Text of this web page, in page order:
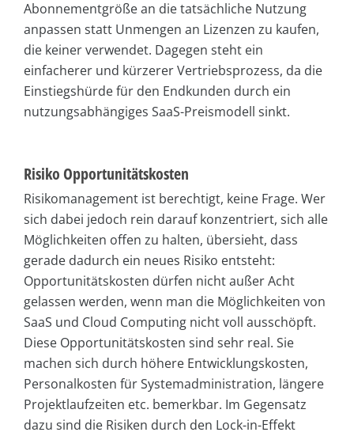
Abonnementgröße an die tatsächliche Nutzung
anpassen statt Unmengen an Lizenzen zu kaufen,
die keiner verwendet. Dagegen steht ein
einfacherer und kürzerer Vertriebsprozess, da die
Einstiegshürde für den Endkunden durch ein
nutzungsabhängiges SaaS-Preismodell sinkt.
Risiko Opportunitätskosten
Risikomanagement ist berechtigt, keine Frage. Wer
sich dabei jedoch rein darauf konzentriert, sich alle
Möglichkeiten offen zu halten, übersieht, dass
gerade dadurch ein neues Risiko entsteht:
Opportunitätskosten dürfen nicht außer Acht
gelassen werden, wenn man die Möglichkeiten von
SaaS und Cloud Computing nicht voll ausschöpft.
Diese Opportunitätskosten sind sehr real. Sie
machen sich durch höhere Entwicklungskosten,
Personalkosten für Systemadministration, längere
Projektlaufzeiten etc. bemerkbar. Im Gegensatz
dazu sind die Risiken durch den Lock-in-Effekt